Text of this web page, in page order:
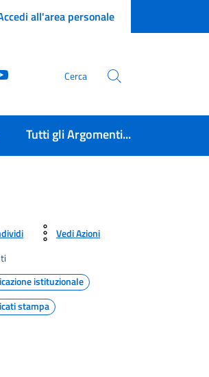
all'area personale
Cerca
Tutti gli Argomenti...
Vedi Azioni
istituzionale
stampa